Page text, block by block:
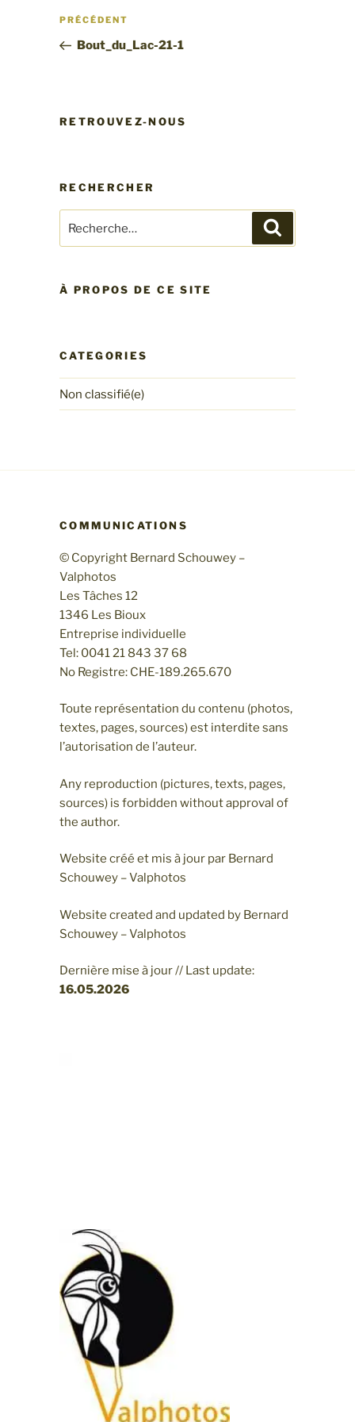
Navigation
l’article
Article
précédent
PRÉCÉDENT
Bout_du_Lac-21-1
RETROUVEZ-NOUS
RECHERCHER
pour
À PROPOS DE CE SITE
CATEGORIES
Non classifié(e)
COMMUNICATIONS
© Copyright Bernard Schouwey –
Valphotos
Les Tâches 12
1346 Les Bioux
Entreprise individuelle
Tel: 0041 21 843 37 68
No Registre: CHE-189.265.670
Toute représentation du contenu (photos,
textes, pages, sources) est interdite sans
l’autorisation de l’auteur.
Any reproduction (pictures, texts, pages,
sources) is forbidden without approval of
the author.
Website créé et mis à jour par Bernard
Schouwey – Valphotos
Website created and updated by Bernard
Schouwey – Valphotos
Dernière mise à jour // Last update:
16.05.2026